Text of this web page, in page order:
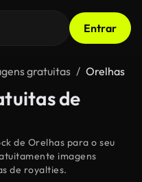
Entrar
gratuitas Orelhas
de
de Orelhas para o seu
imagens
de royalties.